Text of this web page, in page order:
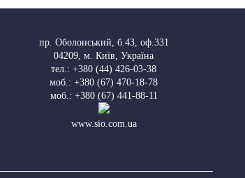
пр. Оболонський, б.43, оф.331
04209, м. Київ, Україна
тел.: +380 (44) 426-03-38
моб.: +380 (67) 470-18-78
моб.: +380 (67) 441-88-11
www.sio.com.ua